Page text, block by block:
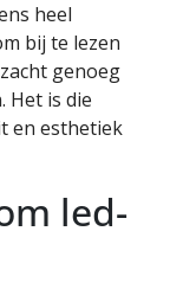
heel
bij te lezen
genoeg
Het is die
en esthetiek
led-